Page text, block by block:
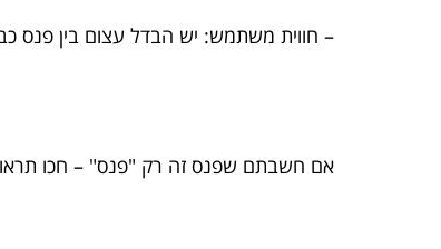
– חווית משתמש: יש הבדל עצום בין פנס
אם חשבתם שפנס זה רק "פנס" – חכו תראו